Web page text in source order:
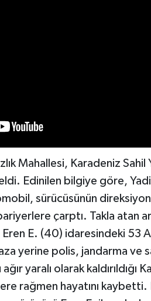
Mahallesi, Karadeniz
Edinilen bilgiye göre,
sürücüsünün
çarptı. Takla atan
E. (40) idaresindeki 53
yerine polis, jandarma ve
yaralı olarak kaldırıldığı
rağmen hayatını